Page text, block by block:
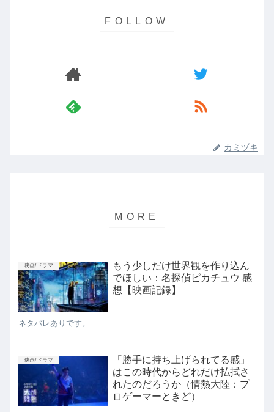
カミヅキ
映画/ドラマ
もう少しだけ世界観を作り込ん
でほしい：名探偵ピカチュウ 感
想【映画記録】
ネタバレありです。
映画/ドラマ
「勝手に持ち上げられてる感」
はこの時代からどれだけ払拭さ
れたのだろうか（情熱大陸：プ
ロゲーマーときど）